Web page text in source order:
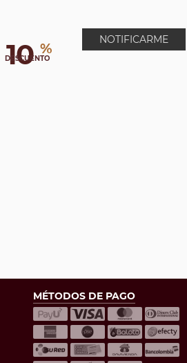
10 %
DESCUENTO
NOTIFICARME
MÉTODOS DE PAGO